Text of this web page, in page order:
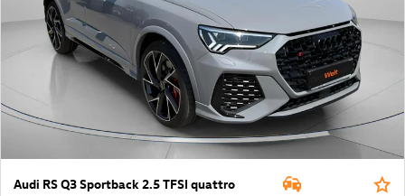
Audi RS Q3 Sportback 2.5 TFSI quattro